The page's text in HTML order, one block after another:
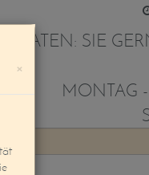
BERATEN: SIE
MONTAG
×